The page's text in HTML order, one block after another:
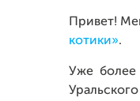
Привет!
котики».
Уже более